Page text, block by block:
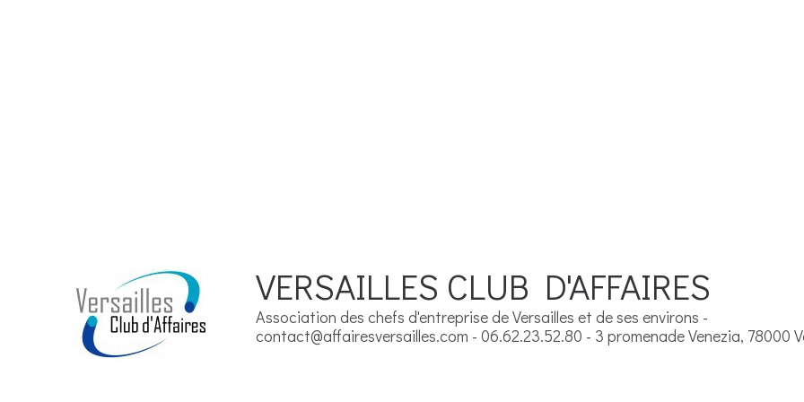
VERSAILLES CLUB D'AFFAIRES
Association des chefs d'entreprise de Versailles et de ses environs -
contact@affairesversailles.com - 06.62.23.52.80 - 3 promenade Venezia, 78000